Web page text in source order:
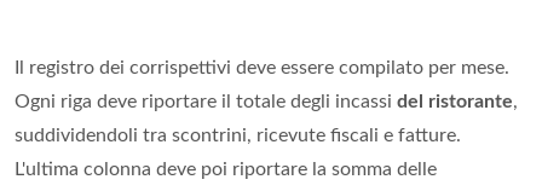
Il registro dei corrispettivi deve essere compilato per mese.
Ogni riga deve riportare il totale degli incassi del ristorante,
suddividendoli tra scontrini, ricevute fiscali e fatture.
L'ultima colonna deve poi riportare la somma delle